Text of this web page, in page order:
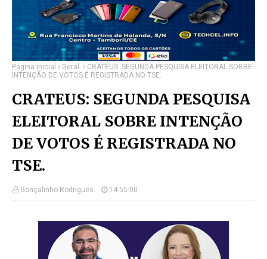
Página inicial Geral.
CRATEUS: SEGUNDA PESQUISA ELEITORAL SOBRE
INTENÇÃO DE VOTOS É REGISTRADA NO TSE.
CRATEUS: SEGUNDA PESQUISA
ELEITORAL SOBRE INTENÇÃO
DE VOTOS É REGISTRADA NO
TSE.
Gonçalinho Rodrigues. 14:55:00